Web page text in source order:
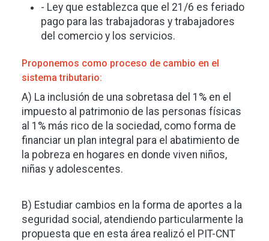
- Ley que establezca que el 21/6 es feriado
pago para las trabajadoras y trabajadores
del comercio y los servicios.
Proponemos como proceso de cambio en el
sistema tributario:
A) La inclusión de una sobretasa del 1% en el
impuesto al patrimonio de las personas físicas
al 1% más rico de la sociedad, como forma de
financiar un plan integral para el abatimiento de
la pobreza en hogares en donde viven niños,
niñas y adolescentes.
B) Estudiar cambios en la forma de aportes a la
seguridad social, atendiendo particularmente la
propuesta que en esta área realizó el PIT-CNT